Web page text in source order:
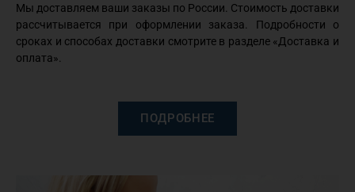
Мы доставляем ваши заказы по России. Стоимость доставки
рассчитывается при оформлении заказа. Подробности о
сроках и способах доставки смотрите в разделе «Доставка и
оплата».
ПОДРОБНЕЕ